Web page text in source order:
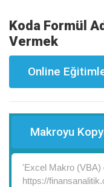
Koda Formül
Vermek
Online
Makroyu